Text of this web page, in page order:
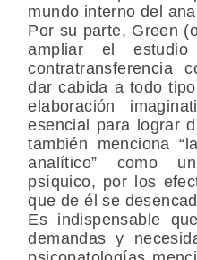
mundo interno del
Por su parte, Green
ampliar el
contratransferencia
dar cabida a todo
elaboración
esencial para lograr
también menciona
analítico” como
psíquico, por los
que de él se
Es indispensable
demandas y